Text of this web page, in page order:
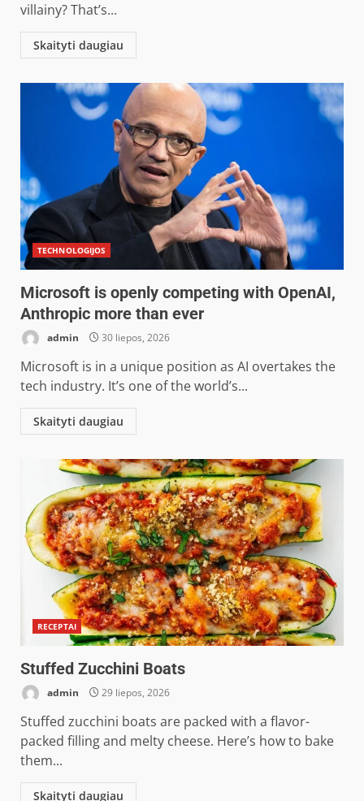
villainy? That’s...
Skaityti daugiau
TECHNOLOGIJOS
Microsoft is openly competing with OpenAI,
Anthropic more than ever
admin 30 liepos, 2026
Microsoft is in a unique position as AI overtakes the
tech industry. It’s one of the world’s...
Skaityti daugiau
RECEPTAI
Stuffed Zucchini Boats
admin 29 liepos, 2026
Stuffed zucchini boats are packed with a flavor-
packed filling and melty cheese. Here’s how to bake
them...
Skaityti daugiau